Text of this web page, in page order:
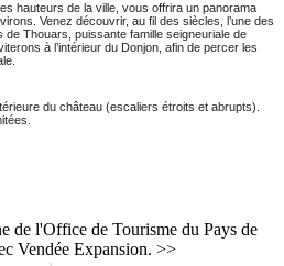
hauteurs de la ville, vous offrira un panorama
Venez découvrir, au fil des siècles, l’une des
Thouars, puissante famille seigneuriale de
à l’intérieur du Donjon, afin de percer les
du château (escaliers étroits et abrupts).
.
de l'Office de Tourisme du Pays de
Vendée Expansion. >>